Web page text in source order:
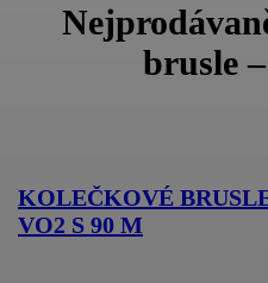
brusle
KOLEČKOVÉ
VO2 S 90 M